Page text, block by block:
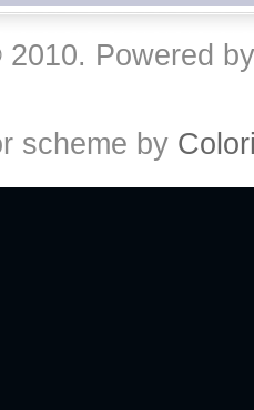
me fais un petit après
2010. Powered
scheme by